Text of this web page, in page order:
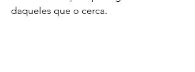
daqueles que o cerca.